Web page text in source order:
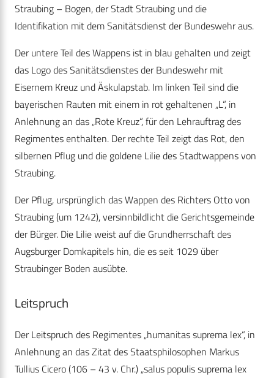
Straubing – Bogen, der Stadt Straubing und die
Identifikation mit dem Sanitätsdienst der Bundeswehr aus.
Der untere Teil des Wappens ist in blau gehalten und zeigt
das Logo des Sanitätsdienstes der Bundeswehr mit
Eisernem Kreuz und Äskulapstab. Im linken Teil sind die
bayerischen Rauten mit einem in rot gehaltenen „L“, in
Anlehnung an das „Rote Kreuz“, für den Lehrauftrag des
Regimentes enthalten. Der rechte Teil zeigt das Rot, den
silbernen Pflug und die goldene Lilie des Stadtwappens von
Straubing.
Der Pflug, ursprünglich das Wappen des Richters Otto von
Straubing (um 1242), versinnbildlicht die Gerichtsgemeinde
der Bürger. Die Lilie weist auf die Grundherrschaft des
Augsburger Domkapitels hin, die es seit 1029 über
Straubinger Boden ausübte.
Leitspruch
Der Leitspruch des Regimentes „humanitas suprema lex“, in
Anlehnung an das Zitat des Staatsphilosophen Markus
Tullius Cicero (106 – 43 v. Chr.) „salus populis suprema lex